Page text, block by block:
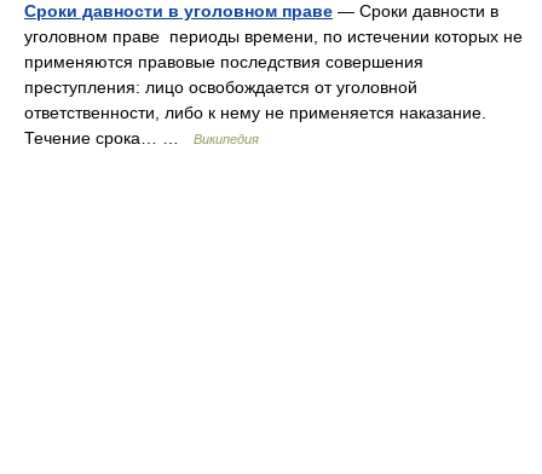
Сроки давности в уголовном праве — Сроки давности в
уголовном праве периоды времени, по истечении которых не
применяются правовые последствия совершения
преступления: лицо освобождается от уголовной
ответственности, либо к нему не применяется наказание.
Течение срока… …
Википедия